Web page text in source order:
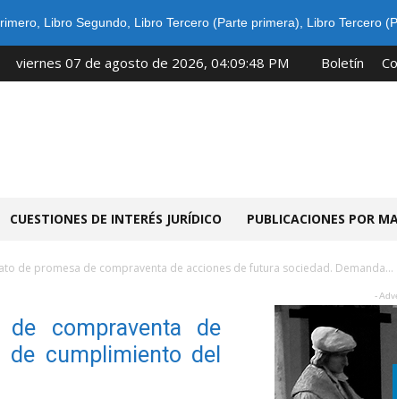
, Libro Segundo, Libro Tercero (Parte primera) Libro Tercero
viernes 07 de agosto de 2026, 04:09:48 PM Boletín
CUESTIONES DE INTERÉS JURÍDICO PUBLICACIONES POR
de promesa de compraventa de acciones de futura sociedad. Demanda...
de compraventa de
cumplimiento del
-